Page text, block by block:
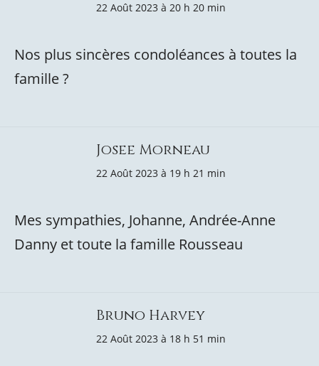
22 Août 2023 à 20 h 20 min
Nos plus sincères condoléances à toutes la
famille ?
Josee Morneau
22 Août 2023 à 19 h 21 min
Mes sympathies, Johanne, Andrée-Anne
Danny et toute la famille Rousseau
Bruno Harvey
22 Août 2023 à 18 h 51 min